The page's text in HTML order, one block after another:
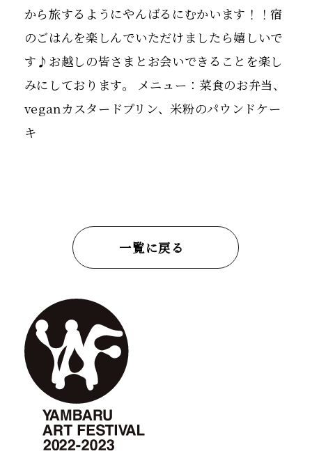
から旅するようにやんばるにむかいます！！宿
のごはんを楽しんでいただけましたら嬉しいで
す♪お越しの皆さまとお会いできることを楽し
みにしております。 メニュー：菜食のお弁当、
veganカスタードプリン、米粉のパウンドケー
キ
一覧に戻る